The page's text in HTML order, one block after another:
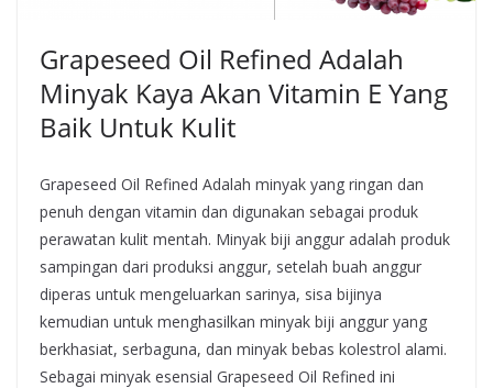
Grapeseed Oil Refined Adalah
Minyak Kaya Akan Vitamin E Yang
Baik Untuk Kulit
Grapeseed Oil Refined Adalah minyak yang ringan dan
penuh dengan vitamin dan digunakan sebagai produk
perawatan kulit mentah. Minyak biji anggur adalah produk
sampingan dari produksi anggur, setelah buah anggur
diperas untuk mengeluarkan sarinya, sisa bijinya
kemudian untuk menghasilkan minyak biji anggur yang
berkhasiat, serbaguna, dan minyak bebas kolestrol alami.
Sebagai minyak esensial Grapeseed Oil Refined ini